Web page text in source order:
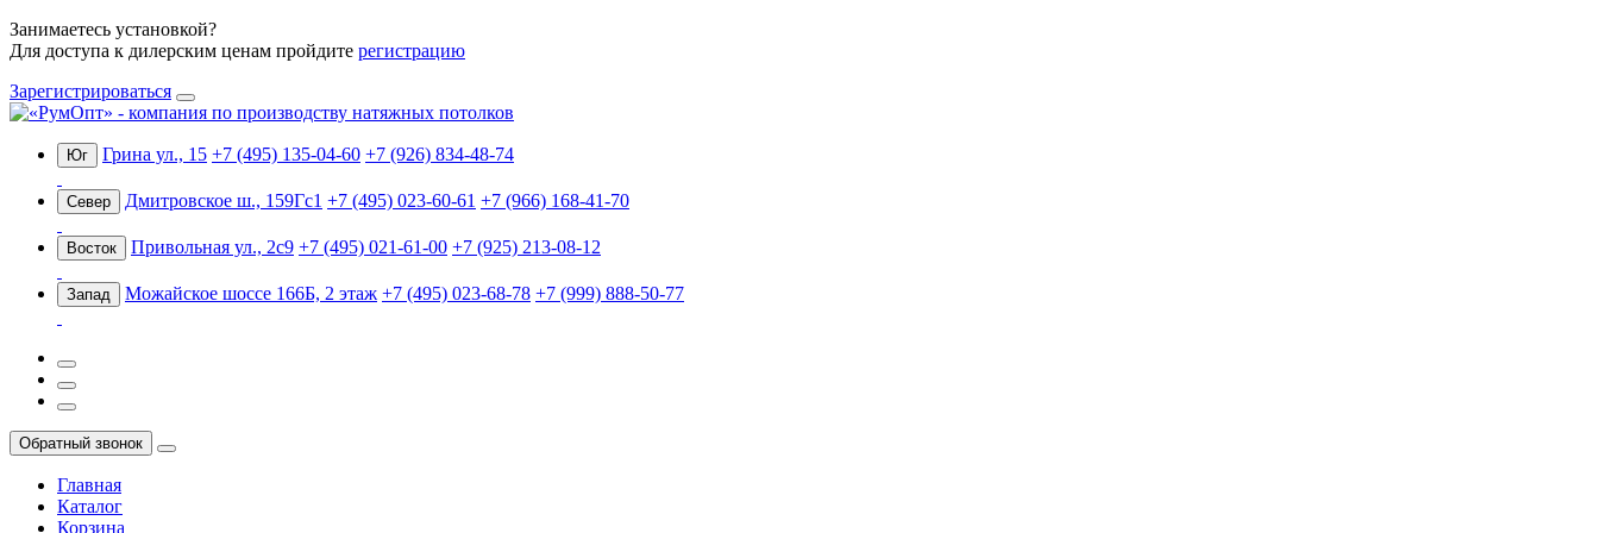
Занимаетесь установкой?
Для доступа к дилерским ценам пройдите регистрацию
Зарегистрироваться
Юг Грина ул., 15 +7 (495) 135-04-60 +7 (926) 834-48-74
Север Дмитровское ш., 159Гс1 +7 (495) 023-60-61 +7 (966) 168-41-70
Восток Привольная ул., 2с9 +7 (495) 021-61-00 +7 (925) 213-08-12
Запад Можайское шоссе 166Б, 2 этаж +7 (495) 023-68-78 +7 (999) 888-50-77
Обратный звонок
Главная
Каталог
Корзина